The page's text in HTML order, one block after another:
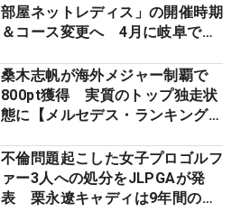
部屋ネットレディス」の開催時期
＆コース変更へ 4月に岐阜で開
桑木志帆が海外メジャー制覇で
800pt獲得 実質のトップ独走状
態に【メルセデス・ランキング番
不倫問題起こした女子プロゴルフ
ァー3人への処分をJLPGAが発
表 栗永遼キャディは9年間の立